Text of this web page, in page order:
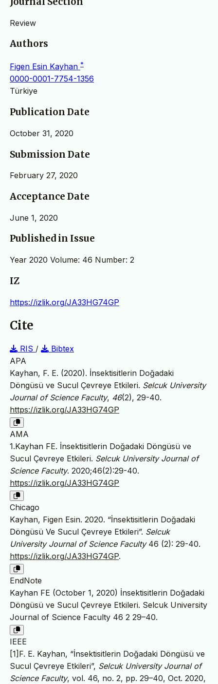
Review
Authors
Figen Esin Kayhan *
0000-0001-7754-1356
Türkiye
Publication Date
October 31, 2020
Submission Date
February 27, 2020
Acceptance Date
June 1, 2020
Published in Issue
Year 2020 Volume: 46 Number: 2
IZ
https://izlik.org/JA33HG74GP
Cite
RIS /
Bibtex
APA
Kayhan, F. E. (2020). İnsektisitlerin Doğadaki
Döngüsü ve Sucul Çevreye Etkileri. Selcuk University
Journal of Science Faculty, 46(2), 29-40.
https://izlik.org/JA33HG74GP
AMA
1.Kayhan FE. İnsektisitlerin Doğadaki Döngüsü ve
Sucul Çevreye Etkileri. Selcuk University Journal of
Science Faculty. 2020;46(2):29-40.
https://izlik.org/JA33HG74GP
Chicago
Kayhan, Figen Esin. 2020. “İnsektisitlerin Doğadaki
Döngüsü Ve Sucul Çevreye Etkileri”. Selcuk
University Journal of Science Faculty46 (2): 29-40.
https://izlik.org/JA33HG74GP.
EndNote
Kayhan FE (October 1, 2020) İnsektisitlerin Doğadaki
Döngüsü ve Sucul Çevreye Etkileri. Selcuk University
Journal of Science Faculty 46 2 29–40.
IEEE
[1]F. E. Kayhan, “İnsektisitlerin Doğadaki Döngüsü ve
Sucul Çevreye Etkileri”, Selcuk University Journal of
Science Faculty, vol. 46, no. 2, pp. 29–40, Oct. 2020,